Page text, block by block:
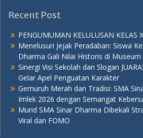
Recent Post
PENGUMUMAN KELULUSAN KELAS
Menelusuri Jejak Peradaban: Siswa
Dharma Gali Nilai Historis di Museum
Sinergi Visi Sekolah dan Slogan
Gelar Apel Penguatan Karakter
Gemuruh Merah dan Tradisi: SMA
Imlek 2026 dengan Semangat
Murid SMA Sinar Dharma Dibekali
Viral dan FOMO